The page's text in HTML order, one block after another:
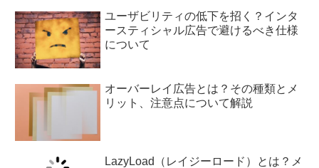
ユーザビリティの低下を招く？インタ
ースティシャル広告で避けるべき仕様
について
オーバーレイ広告とは？その種類とメ
リット、注意点について解説
LazyLoad（レイジーロード）とは？メ